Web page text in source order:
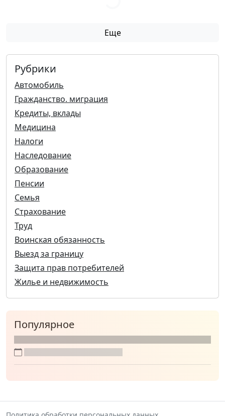
Еще
Рубрики
Автомобиль
Гражданство. миграция
Кредиты, вклады
Медицина
Налоги
Наследование
Образование
Пенсии
Семья
Страхование
Труд
Воинская обязанность
Выезд за границу
Защита прав потребителей
Жилье и недвижимость
Популярное